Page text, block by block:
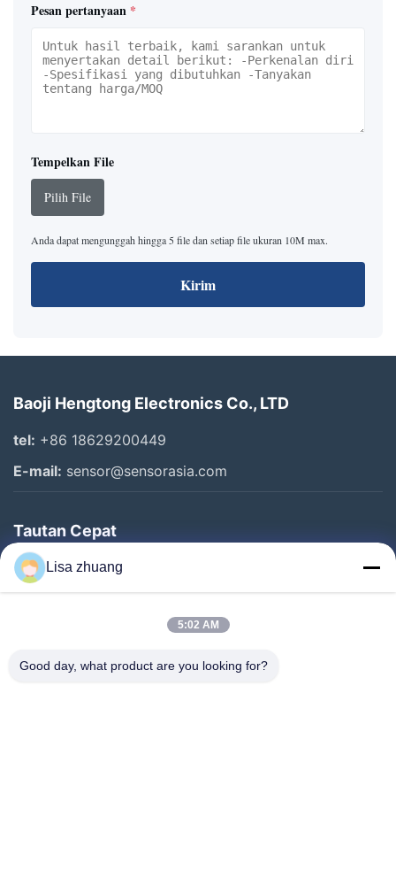
Pesan pertanyaan *
Tempelkan File
Pilih File
Anda dapat mengunggah hingga 5 file dan setiap file ukuran 10M max.
Kirim
Baoji Hengtong Electronics Co., LTD
tel: +86 18629200449
E-mail: sensor@sensorasia.com
Tautan Cepat
Rumah
Produk
Tentang Kami
Lisa zhuang
5:02 AM
Good day, what product are you looking for?